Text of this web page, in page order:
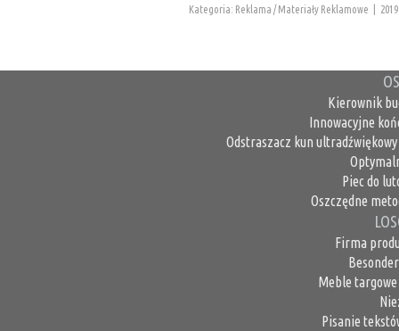
Kategoria: Reklama / Materiały Reklamowe
Kierownik
Innowacyjne
Odstraszacz kun
Piec do
Oszczędne
Firma
Meble
Pisanie